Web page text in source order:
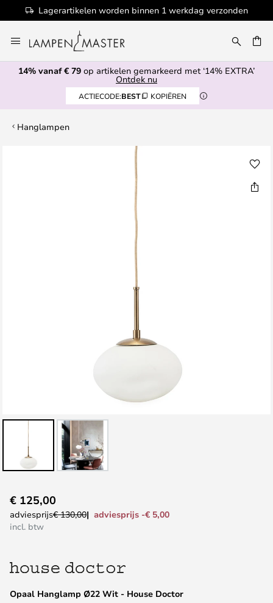
Lagerartikelen worden binnen 1 werkdag verzonden
naar
de
inhoud
14% vanaf € 79 op artikelen gemarkeerd met ‘14% EXTRA’
Ontdek nu
ACTIECODE:BEST KOPIËREN
Hanglampen
naar
het
de
gallerij
Opaal Hanglamp Ø22 Wit - House Doctor
€ 125,00
adviesprijs€ 130,00
adviesprijs -€ 5,00
incl. btw